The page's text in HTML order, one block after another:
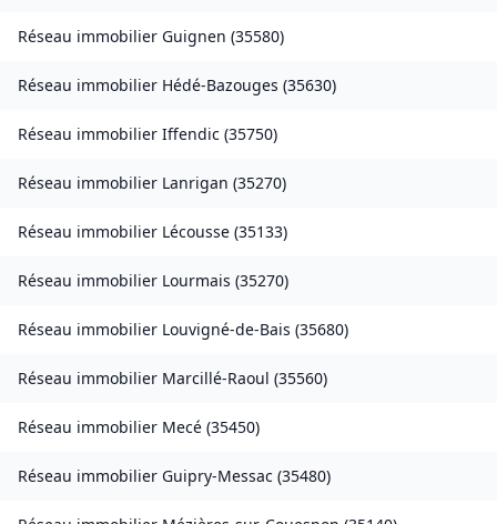
Réseau immobilier Guignen (35580)
Réseau immobilier Hédé-Bazouges (35630)
Réseau immobilier Iffendic (35750)
Réseau immobilier Lanrigan (35270)
Réseau immobilier Lécousse (35133)
Réseau immobilier Lourmais (35270)
Réseau immobilier Louvigné-de-Bais (35680)
Réseau immobilier Marcillé-Raoul (35560)
Réseau immobilier Mecé (35450)
Réseau immobilier Guipry-Messac (35480)